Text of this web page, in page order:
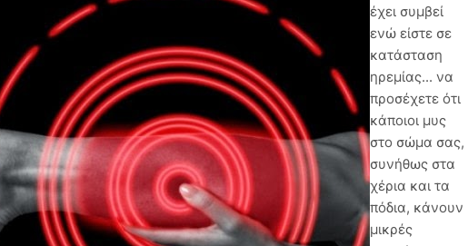
έχει συμβεί
ενώ είστε σε
κατάσταση
ηρεμίας... να
προσέχετε ότι
κάποιοι μυς
στο σώμα σας,
συνήθως στα
χέρια και τα
πόδια, κάνουν
μικρές